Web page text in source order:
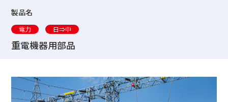
製品名
電力 日⇒中
重電機器用部品